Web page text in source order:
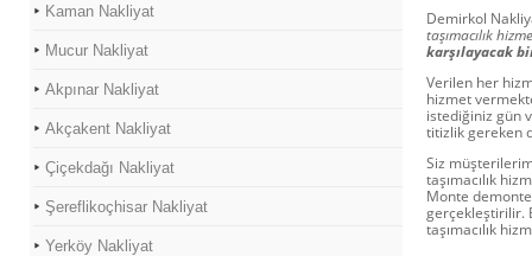
Kaman Nakliyat
Mucur Nakliyat
Akpınar Nakliyat
Akçakent Nakliyat
Çiçekdağı Nakliyat
Şereflikoçhisar Nakliyat
Yerköy Nakliyat
Demirkol
taşımacılık
karşılayacak
Verilen her
hizmet
istediğiniz gün
titizlik gereken
Siz
taşımacılık
Monte
gerçekleştirilir.
taşımacılık